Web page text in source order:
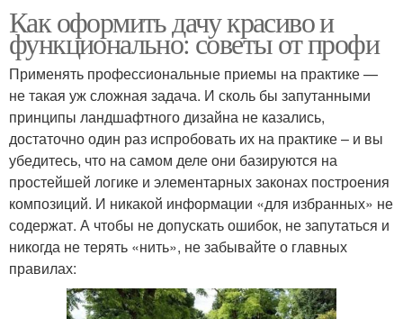
Как оформить дачу красиво и
функционально: советы от профи
Применять профессиональные приемы на практике —
не такая уж сложная задача. И сколь бы запутанными
принципы ландшафтного дизайна не казались,
достаточно один раз испробовать их на практике – и вы
убедитесь, что на самом деле они базируются на
простейшей логике и элементарных законах построения
композиций. И никакой информации «для избранных» не
содержат. А чтобы не допускать ошибок, не запутаться и
никогда не терять «нить», не забывайте о главных
правилах: